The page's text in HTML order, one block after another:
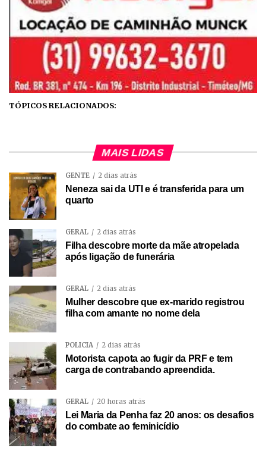
TÓPICOS RELACIONADOS:
MAIS LIDAS
GENTE 2 dias atrás
Neneza sai da UTI e é transferida para um
quarto
GERAL 2 dias atrás
Filha descobre morte da mãe atropelada
após ligação de funerária
GERAL 2 dias atrás
Mulher descobre que ex-marido registrou
filha com amante no nome dela
POLÍCIA 2 dias atrás
Motorista capota ao fugir da PRF e tem
carga de contrabando apreendida.
GERAL 20 horas atrás
Lei Maria da Penha faz 20 anos: os desafios
do combate ao feminicídio